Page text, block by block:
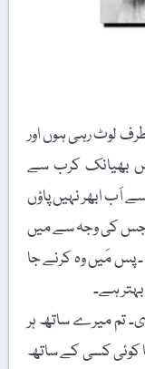
لوٹ رہی ہوں اور
بھیانک کرب سے
اَب ابھر نہیں پاؤں
جس کی وجہ سے میں
۔ پس مَیں وہ کرنے جا
ہے۔
تم میرے ساتھ ہر
کوئی کسی کے ساتھ